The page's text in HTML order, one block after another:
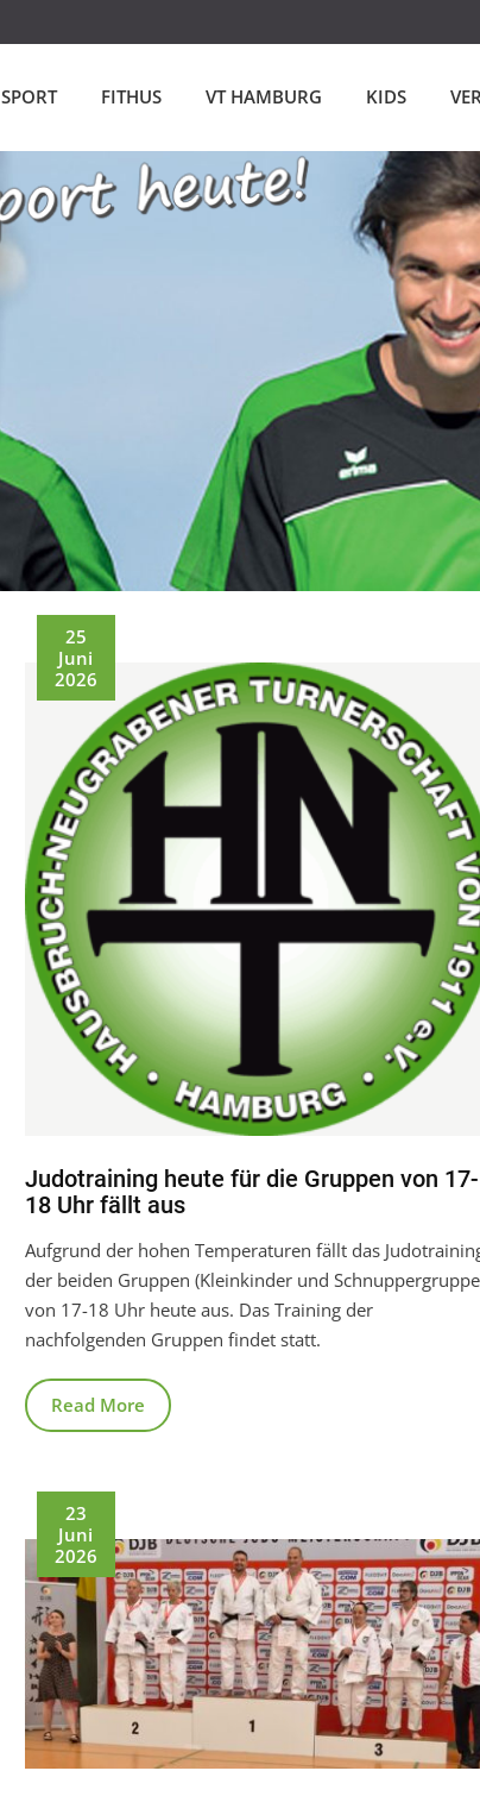
SPORT FITHUS VT HAMBURG KIDS
25
Juni
2026
Judotraining heute für die Gruppen von 17-
18 Uhr fällt aus
Aufgrund der hohen Temperaturen fällt das
der beiden Gruppen (Kleinkinder und
von 17-18 Uhr heute aus. Das Training der
nachfolgenden Gruppen findet statt.
Read More
23
Juni
2026